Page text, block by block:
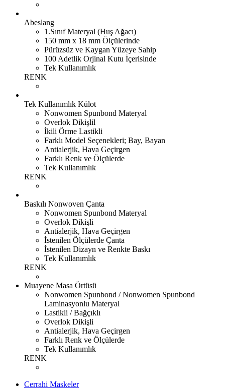
Abeslang
1.Sınıf Materyal (Huş Ağacı)
150 mm x 18 mm Öiçülerinde
Pürüzsüz ve Kaygan Yüzeye Sahip
100 Adetlik Orjinal Kutu İçerisinde
Tek Kullanımlık
RENK
Tek Kullanımlık Külot
Nonwomen Spunbond Materyal
Overlok Dikişlil
İkili Örme Lastikli
Farklı Model Seçenekleri; Bay, Bayan
Antialerjik, Hava Geçirgen
Farklı Renk ve Ölçülerde
Tek Kullanımlık
RENK
Baskılı Nonwoven Çanta
Nonwomen Spunbond Materyal
Overlok Dikişli
Antialerjik, Hava Geçirgen
İstenilen Ölçülerde Çanta
İstenilen Dizayn ve Renkte Baskı
Tek Kullanımlık
RENK
Muayene Masa Örtüsü
Nonwomen Spunbond / Nonwomen Spunbond
Laminasyonlu Materyal
Lastikli / Bağçıklı
Overlok Dikişli
Antialerjik, Hava Geçirgen
Farklı Renk ve Ölçülerde
Tek Kullanımlık
RENK
Cerrahi Maskeler